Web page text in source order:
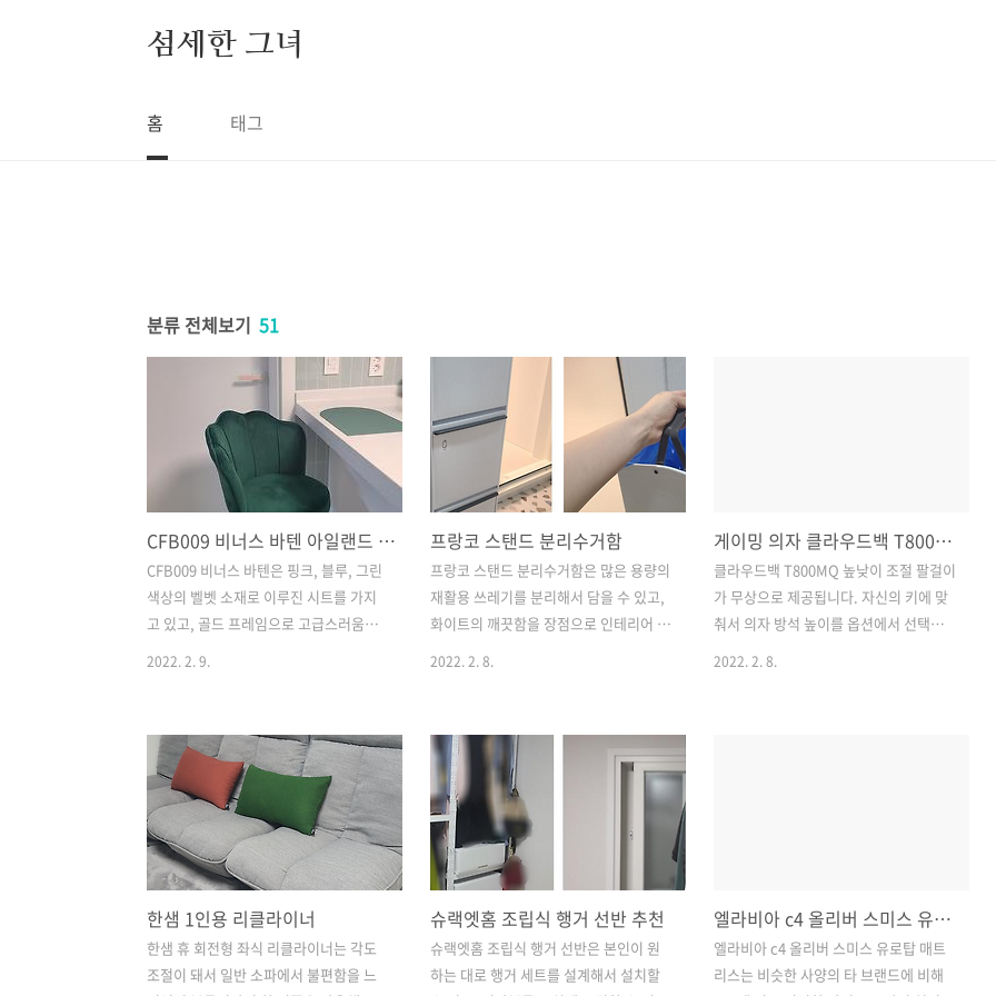
섬세한 그녀
홈 태그
분류 전체보기 51
CFB009 비너스 바텐 아일랜드 식탁 의자
CFB009 비너스 바텐은 핑크, 블루, 그린
색상의 벨벳 소재로 이루진 시트를 가지
고 있고, 골드 프레임으로 고급스러움을
써봤는데, 어떤 종류의 의자이던지, 잠깐
앉아있어도 등받이는 꼭 필요합니다. 아
니면 시간이 지나면서 허리에 무리가 많
이 갑니다. 근데 CFB009 비너스 바텐은
등받이가 꽤 높이 올라와 있습니다. 편한
데 디자인까지 만족스럽습니다. 제품은
분해돼서 오는데 끼워 넣고, 렌치로 살짝
조이는 부분밖에 없어서 여자 혼자서도
충분히 빨리 끝낼 수 있습니다. 골드 프레
임과 벨벳 소재 시트의 아일랜드 식탁 의
2022. 2. 9.
프랑코 스탠드 분리수거함
프랑코 스탠드 분리수거함은 많은 용량의
재활용 쓰레기를 분리해서 담을 수 있고,
화이트의 깨끗함을 장점으로 인테리어 효
짝 흔들리는 느낌은 있지만 저렴한 가격
에 비해서 견고한 제품인 것 같아요. 슬라
이딩 도어로 편리함! 간단한 분리! 우선 분
리수거함에 재활용 쓰레기를 버릴 때는
여닫기가 편해야 합니다. 이 제품은 슬라
이딩 도어로 되어있어서 개폐가 굉장히
편리했습니다. 그리고 분리수거함에 있는
쓰레기는 가득 채우면 비우러 가야 하는
데, 담아놨던 쓰레기를 다시 다른 곳에 옮
겨서 버리는 불편함을 겪어보신 분들이
2022. 2. 8.
게이밍 의자 클라우드백 T800MQ 추천!
클라우드백 T800MQ 높낮이 조절 팔걸이
가 무상으로 제공됩니다. 자신의 키에 맞
춰서 의자 방석 높이를 옵션에서 선택해
뛰어나고, 시원한 느낌을 주는 에어 메쉬
소재로 되어있습니다. 의자에 장시간 앉
아 있을 때, 특히 여름과 같이 땀이 많이
2022. 2. 8.
한샘 1인용 리클라이너
한샘 휴 회전형 좌식 리클라이너는 각도
조절이 돼서 일반 소파에서 불편함을 느
슈랙엣홈 조립식 행거 선반 추천
슈랙엣홈 조립식 행거 선반은 본인이 원
하는 대로 행거 세트를 설계해서 설치할
엘라비아 c4 올리버 스미스 유로탑 매트리스 추천
엘라비아 c4 올리버 스미스 유로탑 매트
리스는 비슷한 사양의 타 브랜드에 비해